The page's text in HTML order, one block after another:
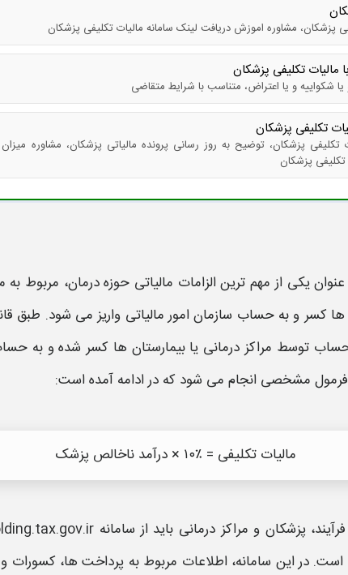
پزشکان، مشاوره اموزش دریافت لینک سامانه مالیات تکلیفی پزشکان
مالیات تکلیفی پزشکان
شکواییه و یا اعتراض، متناسب با شرایط متقاضی
تکلیفی پزشکان
تکلیفی پزشکان، توضیح به روز رسانی پرونده مالیاتی پزشکان، مشاوره
پزشکان
یکی از مهم ترین الزامات مالیاتی حوزه درمان، مربوط به
ها کسر و به حساب سازمان امورمالیات
توسط مراکز درمانی یا بیمارستان ها کسر شده و به
مشخصی انجام می شود که در ادامه آمده است:
مالیات تکلیفی = ٪۱۰ × درآمد ناخالص پزشک
پزشکان و مراکز درمانی باید از سامانه
در این سامانه، اطلاعات مربوط به پرداخت ها، کسورات